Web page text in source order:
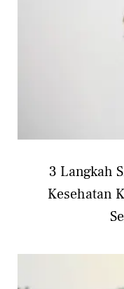
3 Langkah
Kesehatan